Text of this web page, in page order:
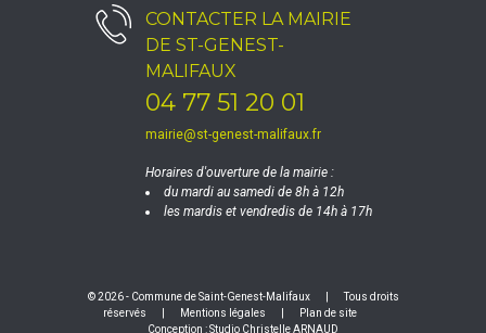
CONTACTER LA MAIRIE
DE ST-GENEST-
MALIFAUX
04 77 51 20 01
mairie@st-genest-malifaux.fr
Horaires d'ouverture de la mairie :
du mardi au samedi de 8h à 12h
les mardis et vendredis de 14h à 17h
© 2026 - Commune de Saint-Genest-Malifaux
Tous droits
réservés
Mentions légales
Plan de site
Conception :Studio Christelle ARNAUD